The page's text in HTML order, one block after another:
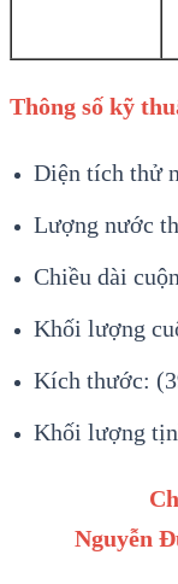
Thông số kỹ
Diện tích thử
Lượng nước
Chiều dài
Khối lượng
Kích thước:
Khối lượng
Nguyễn